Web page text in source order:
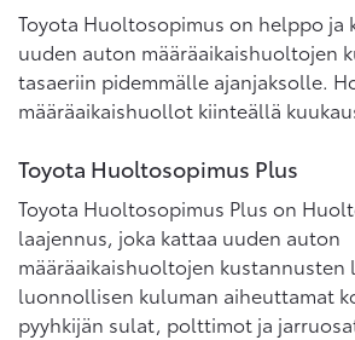
Toyota Huoltosopimus on helppo ja
uuden auton määräaikaishuoltojen
tasaeriin pidemmälle ajanjaksolle.
määräaikaishuollot kiinteällä
Toyota Huoltosopimus Plus
Toyota Huoltosopimus Plus on
laajennus, joka kattaa uuden auton
määräaikaishuoltojen kustannusten
luonnollisen kuluman aiheuttamat
pyyhkijän sulat, polttimot ja